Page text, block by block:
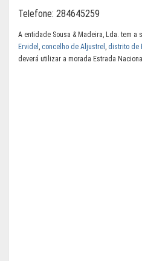
Telefone: 284645259
A entidade Sousa & Madeira, Lda. tem
Ervidel , concelho de Aljustrel , distrito de
deverá utilizar a morada Estrada